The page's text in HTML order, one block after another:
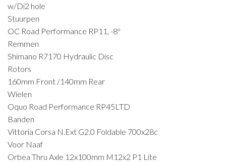
w/Di2 hole
Stuurpen
OC Road Performance RP11, -8º
Remmen
Shimano R7170 Hydraulic Disc
Rotors
160mm Front /140mm Rear
Wielen
Oquo Road Performance RP45LTD
Banden
Vittoria Corsa N.Ext G2.0 Foldable 700x28c
Voor Naaf
Orbea Thru Axle 12x100mm M12x2 P1 Lite